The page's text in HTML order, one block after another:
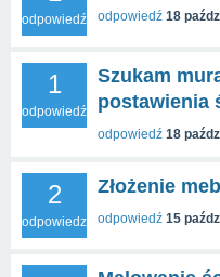
odpowiedź odpowiedź 18
1
odpowiedź
Szukam
postawienia
odpowiedź 18
2
odpowiedzi
Złożenie
odpowiedź 15